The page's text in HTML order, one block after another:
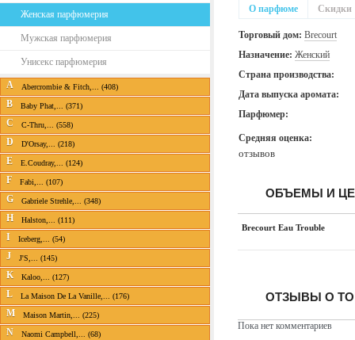
Женская парфюмерия
Мужская парфюмерия
Унисекс парфюмерия
A Abercrombie & Fitch,... (408)
B Baby Phat,... (371)
C C-Thru,... (558)
D D'Orsay,... (218)
E E.Coudray,... (124)
F Fabi,... (107)
G Gabriele Strehle,... (348)
H Halston,... (111)
I Iceberg,... (54)
J J'S,... (145)
K Kaloo,... (127)
L La Maison De La Vanille,... (176)
M Maison Martin,... (225)
N Naomi Campbell,... (68)
О парфюме
Торговый дом: Brecourt
Назначение: Женский
Страна производства:
Дата выпуска аромата:
Парфюмер:
Средняя оценка:
отзывов
Скидки
ОБЪЕМЫ И
Brecourt Eau Trouble
ОТЗЫВЫ О
Пока нет комментариев